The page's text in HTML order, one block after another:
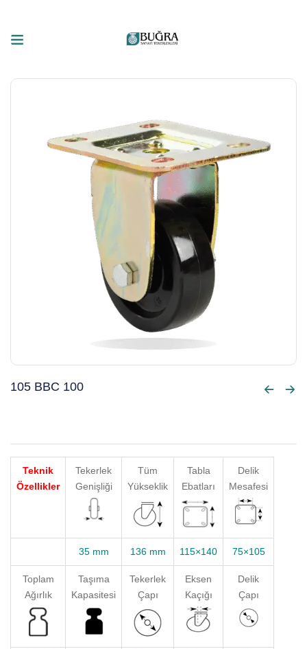
105 BBC 100
Teknik
Özellikler
Tekerlek
Genişliği
Tüm
Yükseklik
Tabla
Ebatları
Delik
Mesafesi
35 mm 136 mm 115×140 75×105
Toplam
Ağırlık
Taşıma
Kapasitesi
Tekerlek
Çapı
Eksen
Kaçığı
Delik
Çapı